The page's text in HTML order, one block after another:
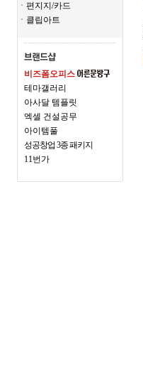
ㆍ편지지/카드
ㆍ클립아트
비즈폼오피스
테마갤러리
아사달 템플릿
엑셀 건설공무
아이템풀
성공창업 3종 패키지
11번가